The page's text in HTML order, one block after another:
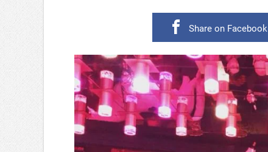
Share on Facebook